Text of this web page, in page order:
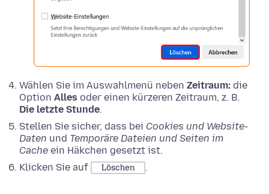
Wählen Sie im Auswahlmenü neben Zeitraum: die
Option Alles oder einen kürzeren Zeitraum, z. B.
Die letzte Stunde.
Stellen Sie sicher, dass bei Cookies und Website-
Daten und Temporäre Dateien und Seiten im
Cache ein Häkchen gesetzt ist.
Klicken Sie auf
Löschen .